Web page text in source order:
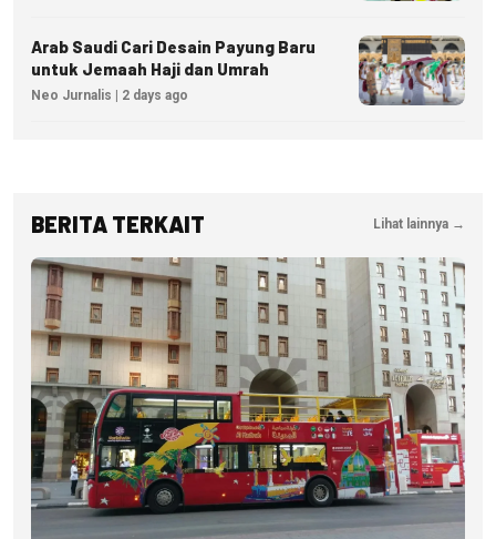
Arab Saudi Cari Desain Payung Baru
untuk Jemaah Haji dan Umrah
Neo Jurnalis | 2 days ago
BERITA TERKAIT Lihat lainnya →